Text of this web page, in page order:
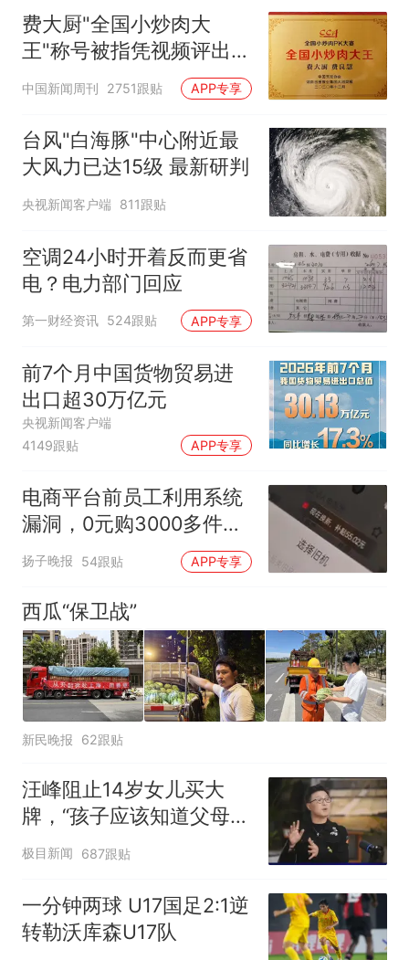
费大厨"全国小炒肉大
王"称号被指凭视频评出
官方回应
中国新闻周刊 2751跟贴 APP专享
台风"白海豚"中心附近最
大风力已达15级 最新研判
央视新闻客户端 811跟贴
空调24小时开着反而更省
电？电力部门回应
第一财经资讯 524跟贴 APP专享
前7个月中国货物贸易进
出口超30万亿元
央视新闻客户端
4149跟贴
APP专享
电商平台前员工利用系统
漏洞，0元购3000多件家
电！
扬子晚报 54跟贴 APP专享
西瓜“保卫战”
新民晚报 62跟贴
汪峰阻止14岁女儿买大
牌，“孩子应该知道父母的
不易”，称自己买衣服80%
极目新闻 687跟贴
一分钟两球 U17国足2:1逆
转勒沃库森U17队